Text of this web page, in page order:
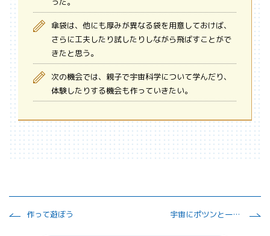
傘袋は、他にも厚みが異なる袋を用意しておけば、
さらに工夫したり試したりしながら飛ばすことがで
きたと思う。
次の機会では、親子で宇宙科学について学んだり、
体験したりする機会も作っていきたい。
作って遊ぼう 宇宙にポツンと一軒家～宇宙ステーションでの生活